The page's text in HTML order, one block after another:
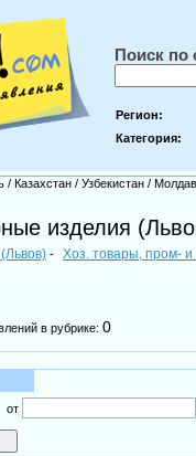
Поиск по
Регион:
Категория:
/ Казахстан / Узбекистан /
изделия
- Хоз. товары, пром-
в рубрике:0
от